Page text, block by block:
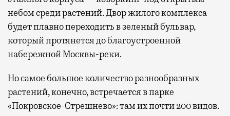
небом среди растений. Двор жилого комплекса
будет плавно переходить в зеленый бульвар,
который протянется до благоустроенной
набережной Москвы-реки.
Но самое большое количество разнообразных
растений, конечно, встречается в парке
«Покровское-Стрешнево»: там ихпочти 200 видов.